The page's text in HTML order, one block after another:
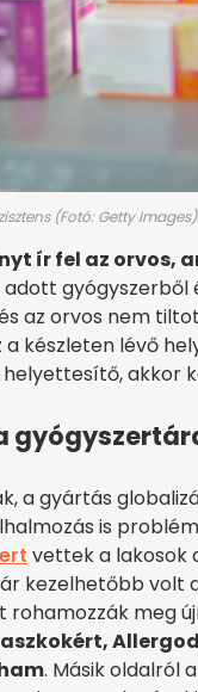
(Fotó: Getty Images).
ír fel az orvos,
gyógyszerből
az orvos nem
a készleten lévő
akkor
a gyártás
is
vettek a lakosok
kezelhetőbb volt
rohamozzák meg
. Másik oldalról